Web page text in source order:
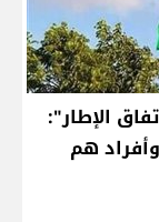
الإطار":
هم